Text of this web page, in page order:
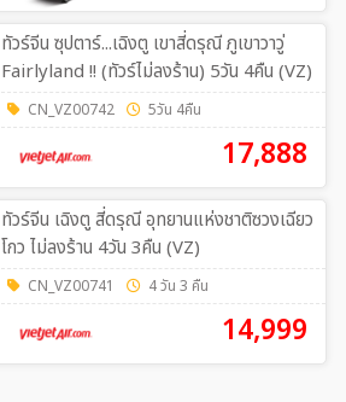
ทัวร์จีน ซุปตาร์...เฉิงตู เขาสี่ดรุณี ภูเขาวาวู่
Fairlyland !! (ทัวร์ไม่ลงร้าน) 5วัน 4คืน (VZ)
CN_VZ00742 5วัน 4คืน
17,888
ทัวร์จีน เฉิงตู สี่ดรุณี อุทยานแห่งชาติซวงเฉียว
โกว ไม่ลงร้าน 4วัน 3คืน (VZ)
CN_VZ00741 4 วัน 3 คืน
14,999